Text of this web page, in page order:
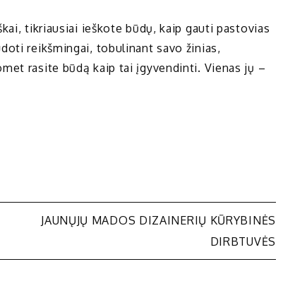
tikriausiai ieškote būdų, kaip gauti pastovias
reikšmingai, tobulinant savo žinias,
rasite būdą kaip tai įgyvendinti. Vienas jų –
JAUNŲJŲ MADOS DIZAINERIŲ KŪRYBINĖS
DIRBTUVĖS